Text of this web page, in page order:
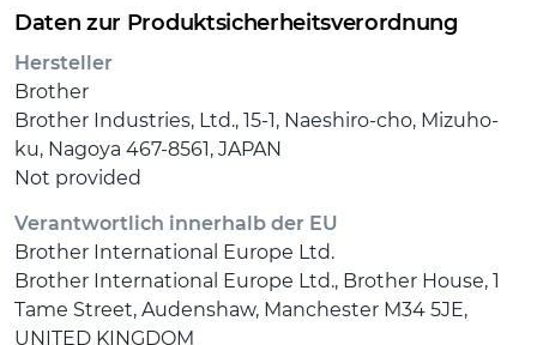
Daten zur Produktsicherheitsverordnung
Hersteller
Brother
Brother Industries, Ltd., 15-1, Naeshiro-cho, Mizuho-
ku, Nagoya 467-8561, JAPAN
Not provided
Verantwortlich innerhalb der EU
Brother International Europe Ltd.
Brother International Europe Ltd., Brother House, 1
Tame Street, Audenshaw, Manchester M34 5JE,
UNITED KINGDOM